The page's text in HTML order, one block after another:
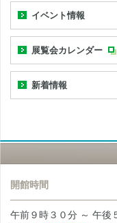
イベント情報
展覧会カレンダー
新着情報
開館時間
午前９時３０分 ～ 午後